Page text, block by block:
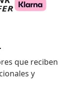
que reciben
y